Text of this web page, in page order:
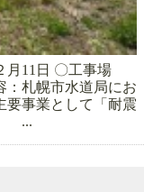
月11日 〇工事場
：札幌市水道局にお
要事業として「耐震
...